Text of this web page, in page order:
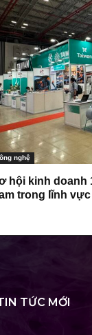
nghệ
hội kinh doanh
trong lĩnh
TỨC MỚI